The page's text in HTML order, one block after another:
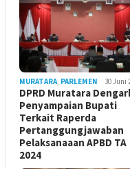
MURATARA, PARLEMEN 30 Juni
DPRD Muratara
Penyampaian Bupati
Terkait Raperda
Pertanggungjawaban
Pelaksanaaan APBD TA
2024